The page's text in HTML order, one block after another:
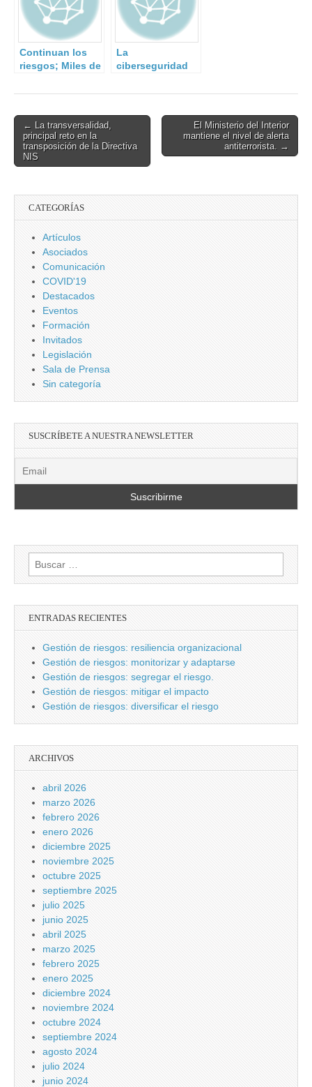
Estrategia Global
de Seguridad
Europea
Continuan los
riesgos; Miles de
California ante el
ruptura en la
presa Oroville
La
ciberseguridad
española es un
ataques se están
Post
navigation
← La transversalidad,
principal reto en la
transposición de la Directiva
NIS
El Ministerio del Interior
mantiene el nivel de alerta
antiterrorista. →
CATEGORÍAS
Artículos
Asociados
Comunicación
COVID'19
Destacados
Eventos
Formación
Invitados
Legislación
Sala de Prensa
Sin categoría
SUSCRÍBETE A NUESTRA NEWSLETTER
Buscar:
ENTRADAS RECIENTES
Gestión de riesgos: resiliencia organizacional
Gestión de riesgos: monitorizar y adaptarse
Gestión de riesgos: segregar el riesgo.
Gestión de riesgos: mitigar el impacto
Gestión de riesgos: diversificar el riesgo
ARCHIVOS
abril 2026
marzo 2026
febrero 2026
enero 2026
diciembre 2025
noviembre 2025
octubre 2025
septiembre 2025
julio 2025
junio 2025
abril 2025
marzo 2025
febrero 2025
enero 2025
diciembre 2024
noviembre 2024
octubre 2024
septiembre 2024
agosto 2024
julio 2024
junio 2024